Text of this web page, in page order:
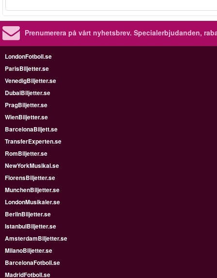
Prenumerera på vårt nyhetsbrev. Specialerbjudanden,
LondonFotboll.se
ParisBiljetter.se
VenedigBiljetter.se
DubaiBiljetter.se
PragBiljetter.se
WienBiljetter.se
BarcelonaBiljett.se
TransferExperten.se
RomBiljetter.se
NewYorkMusikal.se
FlorensBiljetter.se
MunchenBiljetter.se
LondonMusikaler.se
BerlinBiljetter.se
IstanbulBiljetter.se
AmsterdamBiljetter.se
MilanoBiljetter.se
BarcelonaFotboll.se
MadridFotboll.se